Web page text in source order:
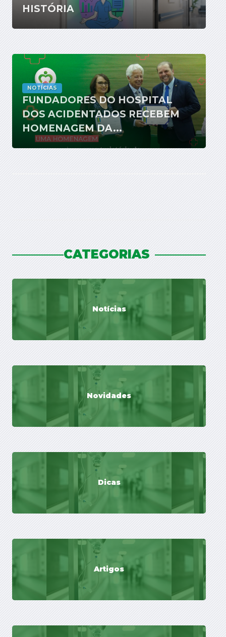
HISTÓRIA
NOTÍCIAS
FUNDADORES DO HOSPITAL
DOS ACIDENTADOS RECEBEM
HOMENAGEM DA...
CATEGORIAS
Notícias
Novidades
Dicas
Artigos